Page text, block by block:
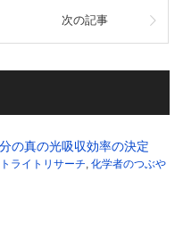
次の記事
の真の光吸収効率の決定
ライトリサーチ, 化学者のつぶや